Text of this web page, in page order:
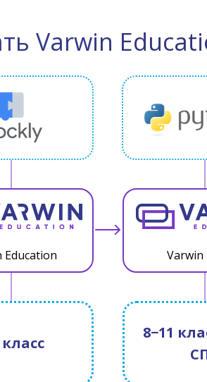
Varwin
8−11
Varwin
Education